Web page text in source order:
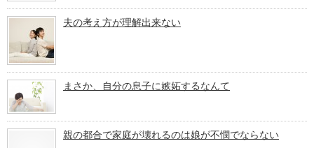
夫の考え方が理解出来ない
まさか、自分の息子に嫉妬するなんて
親の都合で家庭が壊れるのは娘が不憫でならない